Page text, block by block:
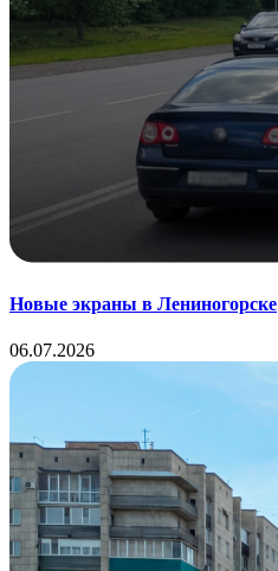
Новые экраны в Лениногорске
06.07.2026